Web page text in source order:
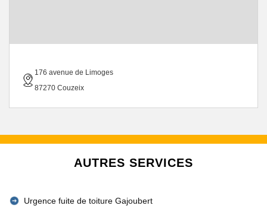
176 avenue de Limoges
87270 Couzeix
AUTRES SERVICES
Urgence fuite de toiture Gajoubert